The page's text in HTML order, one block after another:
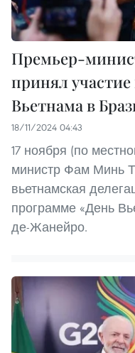
Премьер-
принял
Вьетнама в
18/11/2024 04:43
17 ноября (по
министр Фам Минь
вьетнамская
программе «День
де-Жанейро.